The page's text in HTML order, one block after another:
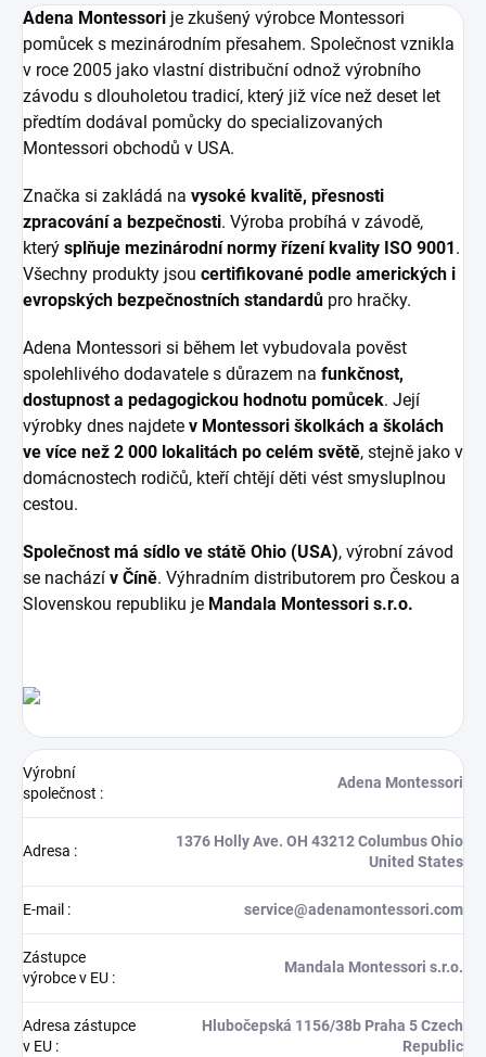
Adena Montessori je zkušený výrobce Montessori
pomůcek s mezinárodním přesahem. Společnost vznikla
v roce 2005 jako vlastní distribuční odnož výrobního
závodu s dlouholetou tradicí, který již více než deset let
předtím dodával pomůcky do specializovaných
Montessori obchodů v USA.
Značka si zakládá na vysoké kvalitě, přesnosti
zpracování a bezpečnosti. Výroba probíhá v závodě,
který splňuje mezinárodní normy řízení kvality ISO 9001.
Všechny produkty jsou certifikované podle amerických i
evropských bezpečnostních standardů pro hračky.
Adena Montessori si během let vybudovala pověst
spolehlivého dodavatele s důrazem na funkčnost,
dostupnost a pedagogickou hodnotu pomůcek. Její
výrobky dnes najdete v Montessori školkách a školách
ve více než 2 000 lokalitách po celém světě, stejně jako v
domácnostech rodičů, kteří chtějí děti vést smysluplnou
cestou.
Společnost má sídlo ve státě Ohio (USA), výrobní závod
se nachází v Číně. Výhradním distributorem pro Českou a
Slovenskou republiku je Mandala Montessori s.r.o.
Výrobní
společnost :
Adena Montessori
Adresa :
1376 Holly Ave. OH 43212 Columbus Ohio
United States
E-mail : service@adenamontessori.com
Zástupce
výrobce v EU :
Mandala Montessori s.r.o.
Adresa zástupce
v EU :
Hlubočepská 1156/38b Praha 5 Czech
Republic